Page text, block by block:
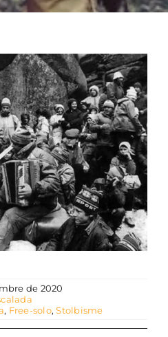
de 2020
, Free-solo,Stolbisme